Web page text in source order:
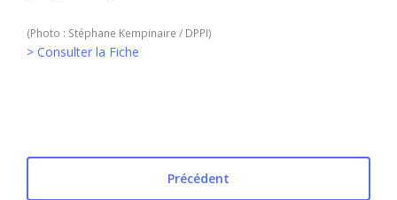
(Photo : Stéphane Kempinaire / DPPI)
> Consulter la Fiche
Précédent